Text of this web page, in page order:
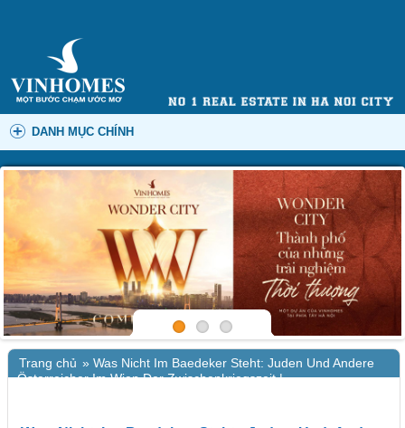
DANH MỤC CHÍNH
Trang chủ » Was Nicht Im Baedeker Steht: Juden Und Andere
Österreicher Im Wien Der Zwischenkriegszeit |